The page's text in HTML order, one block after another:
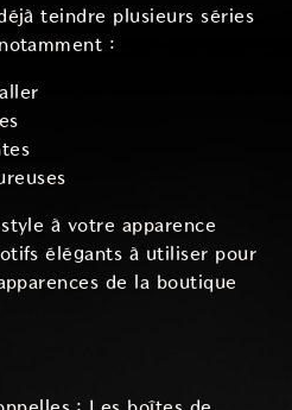
teindre plusieurs séries
:
à votre apparence
élégants à utiliser pour
de la boutique